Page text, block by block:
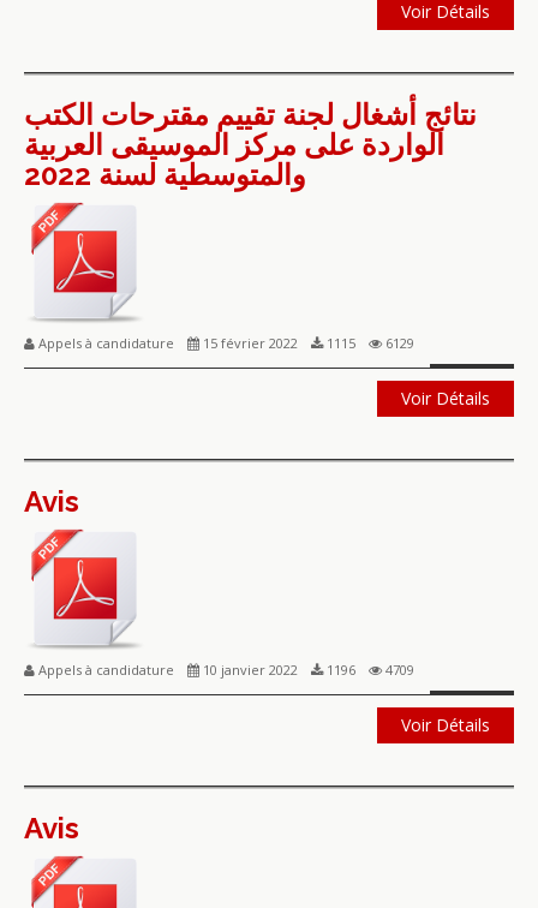
Voir Détails
نتائج أشغال لجنة تقييم مقترحات الكتب
الواردة على مركز الموسيقى العربية
والمتوسطية لسنة 2022
Appels à candidature 15 février 2022 1115 6129
Voir Détails
Avis
Appels à candidature 10 janvier 2022 1196 4709
Voir Détails
Avis